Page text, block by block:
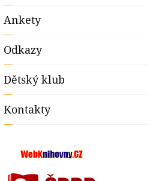
Ankety
Odkazy
Dětský klub
Kontakty